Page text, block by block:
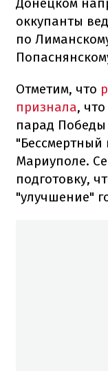
оккупанты
по
Отметим, что
признала,
парад Победы
Мариуполе.
подготовку,
"улучшение"